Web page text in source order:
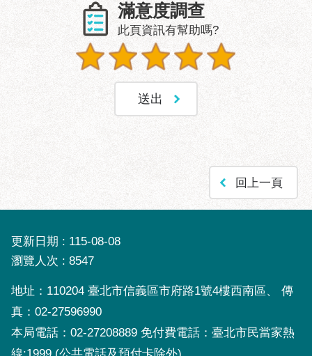
滿意度調查
此頁資訊有幫助嗎?
回上一頁
更新日期
115-08-08
瀏覽人次
8547
地址：110204 臺北市信義區市府路1號4樓西南區、 傳
真：02-27596990
本局電話：02-27208889 免付費電話：臺北市民當家熱